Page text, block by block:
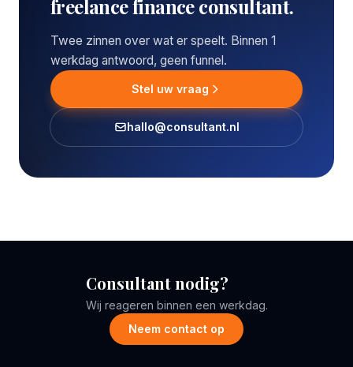
freelance finance consultant.
Twee zinnen over wat er speelt. Binnen 1
werkdag antwoord, geen funnel.
Stel uw vraag
hallo@consultant.nl
Consultant nodig?
Wij reageren binnen een werkdag.
Neem contact op